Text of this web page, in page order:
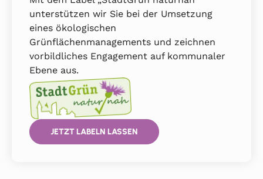
unterstützen wir Sie bei der Umsetzung
eines ökologischen
Grünflächenmanagements und zeichnen
vorbildliches Engagement auf kommunaler
Ebene aus.
JETZT LABELN LASSEN